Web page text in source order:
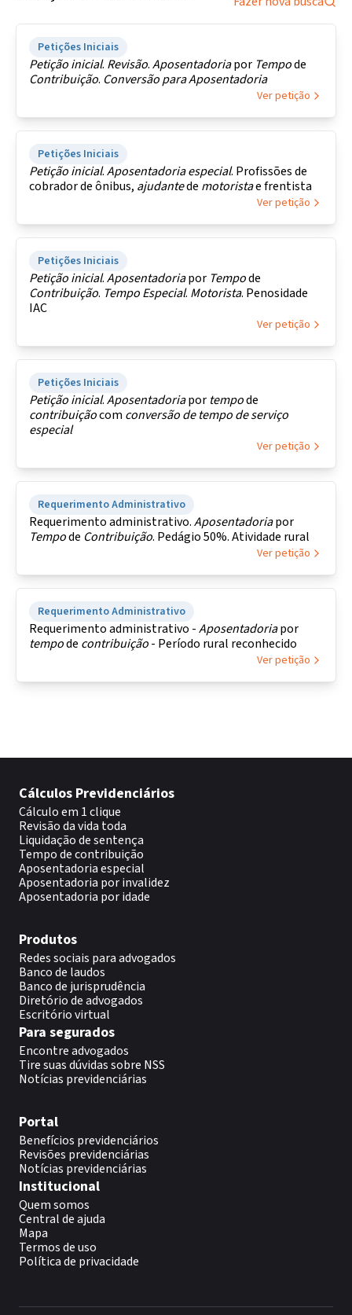
Petições Iniciais
Petiçãoinicial. Revisão.Aposentadoriapor Tempode
Contribuição. ConversãoparaAposentadoria
Ver petição
Petições Iniciais
Petiçãoinicial.Aposentadoriaespecial. Profissões de
cobrador de ônibus, ajudantede motoristae frentista
Ver petição
Petições Iniciais
Petiçãoinicial.Aposentadoriapor Tempode
Contribuição. TempoEspecial. Motorista. Penosidade
IAC
Ver petição
Petições Iniciais
Petiçãoinicial.Aposentadoriapor tempode
contribuiçãocom conversão de tempodeserviço
especial
Ver petição
Requerimento Administrativo
Requerimento administrativo.Aposentadoriapor
Tempode Contribuição. Pedágio 50%. Atividade rural
Ver petição
Requerimento Administrativo
Requerimento administrativo -Aposentadoriapor
tempode contribuição- Período rural reconhecido
Ver petição
Cálculos Previdenciários
Cálculo em 1 clique
Revisão da vida toda
Liquidação de sentença
Tempo de contribuição
Aposentadoria especial
Aposentadoria por invalidez
Aposentadoria por idade
Produtos
Redes sociais para advogados
Banco de laudos
Banco de jurisprudência
Diretório de advogados
Escritório virtual
Para segurados
Encontre advogados
Tire suas dúvidas sobre NSS
Notícias previdenciárias
Portal
Benefícios previdenciários
Revisões previdenciárias
Notícias previdenciárias
Institucional
Quem somos
Central de ajuda
Mapa
Termos de uso
Política de privacidade